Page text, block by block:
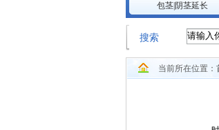
包茎| 阴茎延长
搜索
当前所在位置：